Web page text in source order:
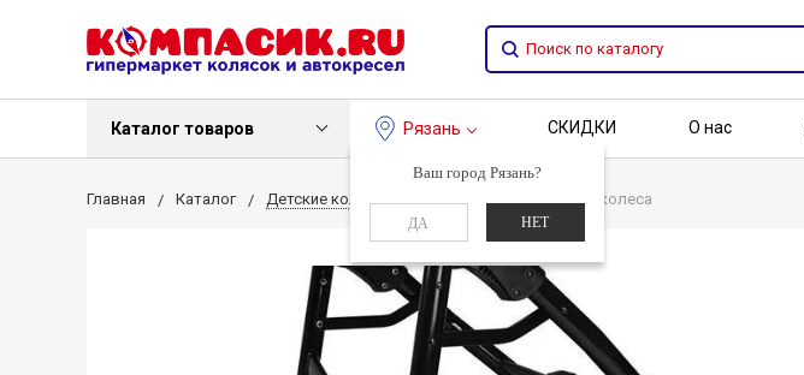
Каталог товаров Рязань
Ваш город Рязань?
ДА НЕТ
СКИДКИ О нас
Главная Каталог Детские коляски Чехлы на поворотные колеса